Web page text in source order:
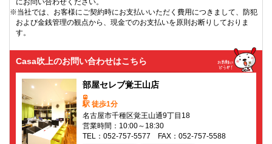
にお問い合わせください。
※当社では、お客様にご契約時にお支払いいただく費用につきまして、防犯
および金銭管理の観点から、現金でのお支払いを原則お断りしておりま
す。
Casa吹上のお問い合わせはこちら
部屋セレブ覚王山店
駅 徒歩1分
名古屋市千種区覚王山通9丁目18
営業時間：10:00～18:30
TEL：052-757-5577 FAX：052-757-5588